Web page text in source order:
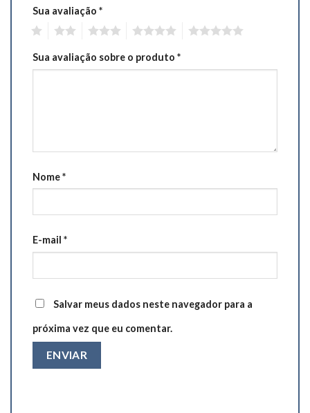
Sua avaliação *
Sua avaliação sobre o produto *
Nome*
E-mail *
Salvar meus dados neste navegador para a
próxima vez que eu comentar.